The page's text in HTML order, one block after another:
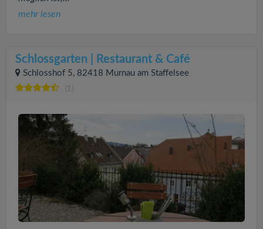
mehr lesen
Schlossgarten | Restaurant & Café
Schlosshof 5, 82418 Murnau am Staffelsee
(1)